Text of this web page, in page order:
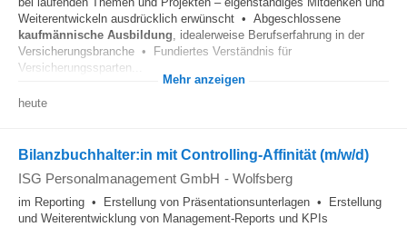
Weiterentwickeln ausdrücklich erwünscht • Abgeschlossene
kaufmännische Ausbildung, idealerweise Berufserfahrung in der
Versicherungsbranche • Fundiertes Verständnis für
Versicherungssparten...
Mehr anzeigen
heute
Bilanzbuchhalter:in mit Controlling-Affinität (m/w/d)
ISG Personalmanagement GmbH - Wolfsberg
im Reporting • Erstellung von Präsentationsunterlagen • Erstellung
und Weiterentwicklung von Management-Reports und KPIs